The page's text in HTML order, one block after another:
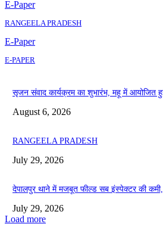
E-Paper
RANGEELA PRADESH
E-Paper
E-PAPER
सृजन संवाद कार्यक्रम का शुभारंभ, महू में आयोजित
August 6, 2026
RANGEELA PRADESH
July 29, 2026
देपालपुर थाने में मजबूत फील्ड सब इंस्पेक्टर की कमी,
July 29, 2026
Load more